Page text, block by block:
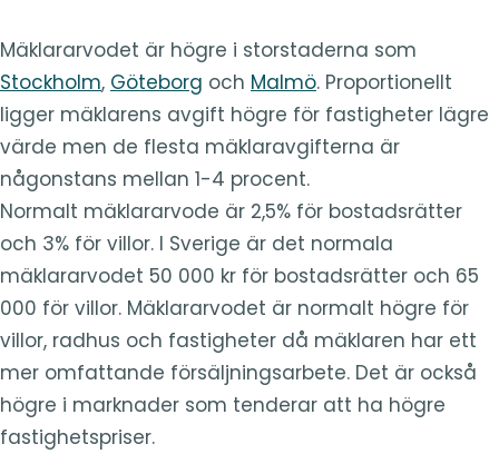
Mäklararvodet är högre i storstaderna som
Stockholm, Göteborg och Malmö. Proportionellt
ligger mäklarens avgift högre för fastigheter lägre
värde men de flesta mäklaravgifterna är
någonstans mellan 1-4 procent.
Normalt mäklararvode är 2,5% för bostadsrätter
och 3% för villor. I Sverige är det normala
mäklararvodet 50 000 kr för bostadsrätter och 65
000 för villor. Mäklararvodet är normalt högre för
villor, radhus och fastigheter då mäklaren har ett
mer omfattande försäljningsarbete. Det är också
högre i marknader som tenderar att ha högre
fastighetspriser.